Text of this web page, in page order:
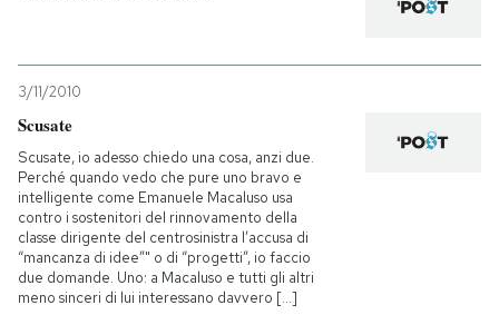
3/11/2010
Scusate
Scusate, io adesso chiedo una cosa, anzi due.
Perché quando vedo che pure uno bravo e
intelligente come Emanuele Macaluso usa
contro i sostenitori del rinnovamento della
classe dirigente del centrosinistra l’accusa di
“mancanza di idee”" o di “progetti”, io faccio
due domande. Uno: a Macaluso e tutti gli altri
meno sinceri di lui interessano davvero [...]